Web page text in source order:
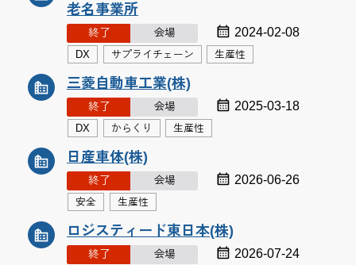
老名事業所
終了 会場 2024-02-08
DX サプライチェーン 生産性
三菱自動車工業(株)
終了 会場 2025-03-18
DX からくり 生産性
日産車体(株)
終了 会場 2026-06-26
安全 生産性
ロジスティード東日本(株)
終了 会場 2026-07-24